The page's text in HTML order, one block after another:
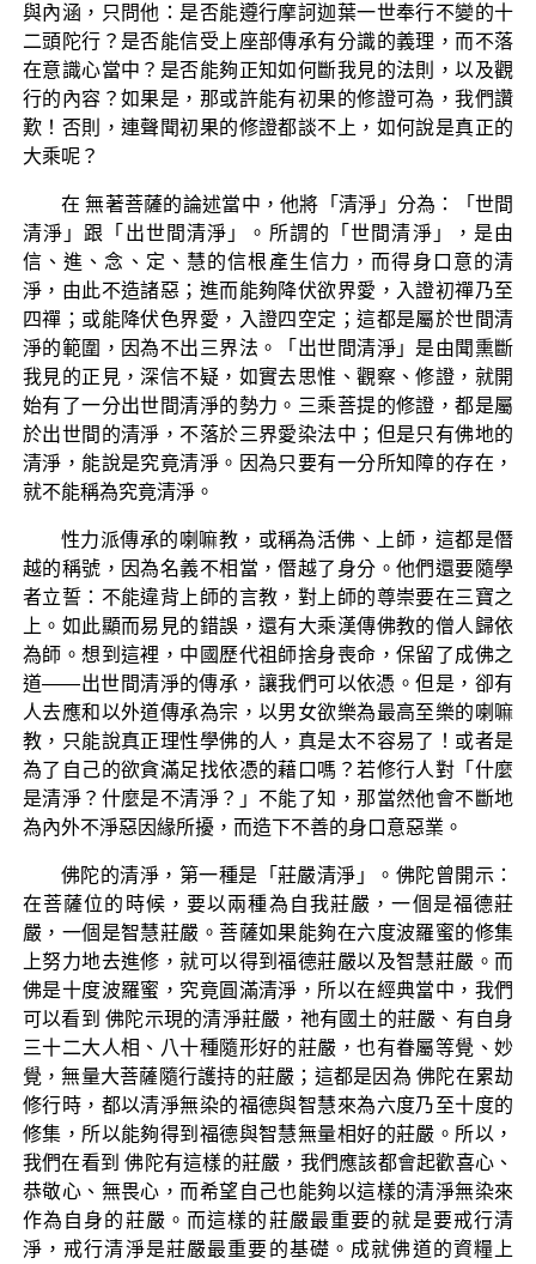
與內涵，只問他：是否能遵行摩訶迦葉一世奉行不變的十
二頭陀行？是否能信受上座部傳承有分識的義理，而不落
在意識心當中？是否能夠正知如何斷我見的法則，以及觀
行的內容？如果是，那或許能有初果的修證可為，我們讚
歎！否則，連聲聞初果的修證都談不上，如何說是真正的
大乘呢？
在 無著菩薩的論述當中，他將「清淨」分為：「世間
清淨」跟「出世間清淨」。所謂的「世間清淨」，是由
信、進、念、定、慧的信根產生信力，而得身口意的清
淨，由此不造諸惡；進而能夠降伏欲界愛，入證初禪乃至
四禪；或能降伏色界愛，入證四空定；這都是屬於世間清
淨的範圍，因為不出三界法。「出世間清淨」是由聞熏斷
我見的正見，深信不疑，如實去思惟、觀察、修證，就開
始有了一分出世間清淨的勢力。三乘菩提的修證，都是屬
於出世間的清淨，不落於三界愛染法中；但是只有佛地的
清淨，能說是究竟清淨。因為只要有一分所知障的存在，
就不能稱為究竟清淨。
性力派傳承的喇嘛教，或稱為活佛、上師，這都是僭
越的稱號，因為名義不相當，僭越了身分。他們還要隨學
者立誓：不能違背上師的言教，對上師的尊崇要在三寶之
上。如此顯而易見的錯誤，還有大乘漢傳佛教的僧人歸依
為師。想到這裡，中國歷代祖師捨身喪命，保留了成佛之
道——出世間清淨的傳承，讓我們可以依憑。但是，卻有
人去應和以外道傳承為宗，以男女欲樂為最高至樂的喇嘛
教，只能說真正理性學佛的人，真是太不容易了！或者是
為了自己的欲貪滿足找依憑的藉口嗎？若修行人對「什麼
是清淨？什麼是不清淨？」不能了知，那當然他會不斷地
為內外不淨惡因緣所擾，而造下不善的身口意惡業。
佛陀的清淨，第一種是「莊嚴清淨」。佛陀曾開示：
在菩薩位的時候，要以兩種為自我莊嚴，一個是福德莊
嚴，一個是智慧莊嚴。菩薩如果能夠在六度波羅蜜的修集
上努力地去進修，就可以得到福德莊嚴以及智慧莊嚴。而
佛是十度波羅蜜，究竟圓滿清淨，所以在經典當中，我們
可以看到 佛陀示現的清淨莊嚴，祂有國土的莊嚴、有自身
三十二大人相、八十種隨形好的莊嚴，也有眷屬等覺、妙
覺，無量大菩薩隨行護持的莊嚴；這都是因為 佛陀在累劫
修行時，都以清淨無染的福德與智慧來為六度乃至十度的
修集，所以能夠得到福德與智慧無量相好的莊嚴。所以，
我們在看到 佛陀有這樣的莊嚴，我們應該都會起歡喜心、
恭敬心、無畏心，而希望自己也能夠以這樣的清淨無染來
作為自身的莊嚴。而這樣的莊嚴最重要的就是要戒行清
淨，戒行清淨是莊嚴最重要的基礎。成就佛道的資糧上